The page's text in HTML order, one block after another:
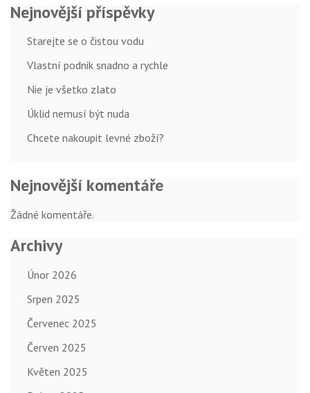
Nejnovější příspěvky
Starejte se o čistou vodu
Vlastní podnik snadno a rychle
Nie je všetko zlato
Úklid nemusí být nuda
Chcete nakoupit levné zboží?
Nejnovější komentáře
Žádné komentáře.
Archivy
Únor 2026
Srpen 2025
Červenec 2025
Červen 2025
Květen 2025